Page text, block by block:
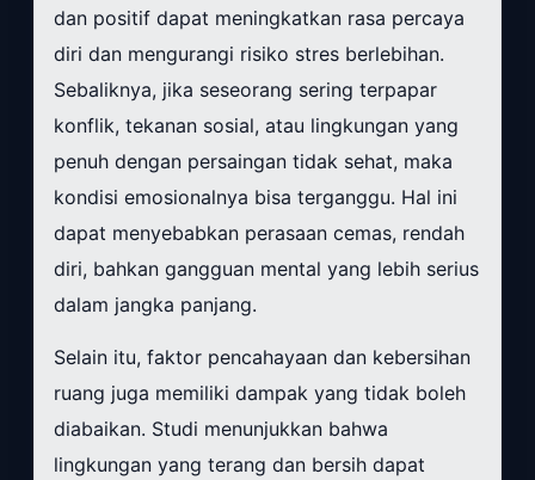
dan positif dapat meningkatkan rasa percaya
diri dan mengurangi risiko stres berlebihan.
Sebaliknya, jika seseorang sering terpapar
konflik, tekanan sosial, atau lingkungan yang
penuh dengan persaingan tidak sehat, maka
kondisi emosionalnya bisa terganggu. Hal ini
dapat menyebabkan perasaan cemas, rendah
diri, bahkan gangguan mental yang lebih serius
dalam jangka panjang.
Selain itu, faktor pencahayaan dan kebersihan
ruang juga memiliki dampak yang tidak boleh
diabaikan. Studi menunjukkan bahwa
lingkungan yang terang dan bersih dapat